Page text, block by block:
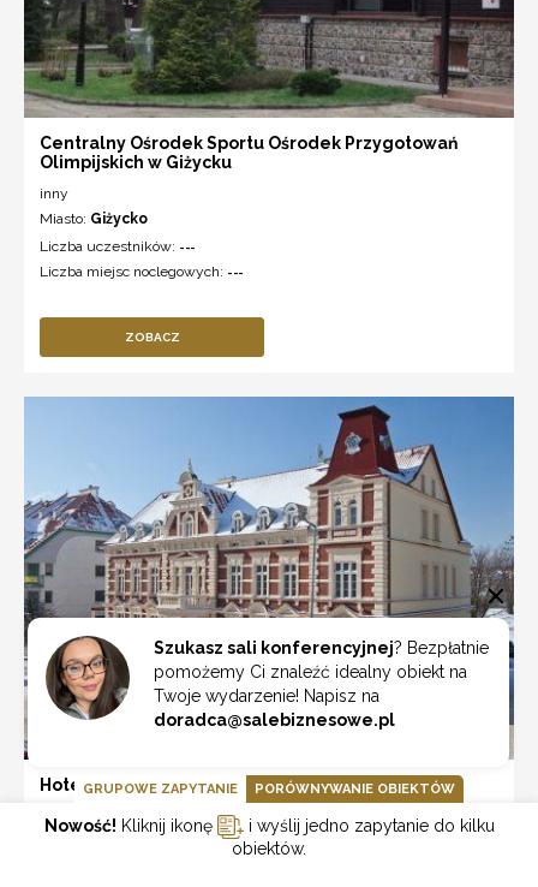
Centralny Ośrodek Sportu Ośrodek Przygotowań
Olimpijskich w Giżycku
inny
Miasto: Giżycko
Liczba uczestników: ---
Liczba miejsc noclegowych: ---
ZOBACZ
Hotel Masovia
hotel ***
Szukasz sali konferencyjnej? Bezpłatnie
pomożemy Ci znaleźć idealny obiekt na
Twoje wydarzenie! Napisz na
doradca@salebiznesowe.pl
GRUPOWE ZAPYTANIE PORÓWNYWANIE OBIEKTÓW
Nowość! Kliknij ikonę
i wyślij jedno zapytanie do kilku
obiektów.